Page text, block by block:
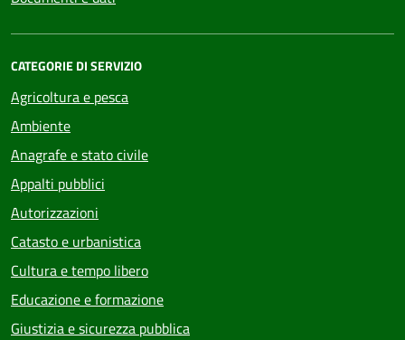
CATEGORIE DI SERVIZIO
Agricoltura e pesca
Ambiente
Anagrafe e stato civile
Appalti pubblici
Autorizzazioni
Catasto e urbanistica
Cultura e tempo libero
Educazione e formazione
Giustizia e sicurezza pubblica